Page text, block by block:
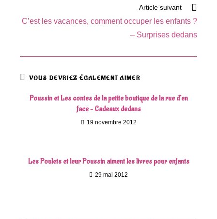
Article suivant
C’est les vacances, comment occuper les enfants ?
– Surprises dedans
VOUS DEVRIEZ ÉGALEMENT AIMER
Poussin et Les contes de la petite boutique de la rue d’en
face – Cadeaux dedans
19 novembre 2012
Les Poulets et leur Poussin aiment les livres pour enfants
29 mai 2012